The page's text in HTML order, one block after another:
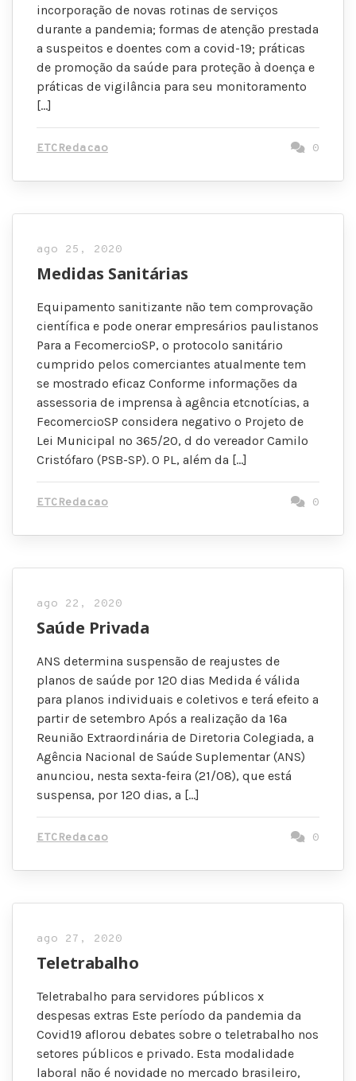
incorporação de novas rotinas de serviços
durante a pandemia; formas de atenção prestada
a suspeitos e doentes com a covid-19; práticas
de promoção da saúde para proteção à doença e
práticas de vigilância para seu monitoramento
[…]
ETCRedacao 0
ago 25, 2020
Medidas Sanitárias
Equipamento sanitizante não tem comprovação
científica e pode onerar empresários paulistanos
Para a FecomercioSP, o protocolo sanitário
cumprido pelos comerciantes atualmente tem
se mostrado eficaz Conforme informações da
assessoria de imprensa à agência etcnotícias, a
FecomercioSP considera negativo o Projeto de
Lei Municipal nº 365/20, d do vereador Camilo
Cristófaro (PSB-SP). O PL, além da […]
ETCRedacao 0
ago 22, 2020
Saúde Privada
ANS determina suspensão de reajustes de
planos de saúde por 120 dias Medida é válida
para planos individuais e coletivos e terá efeito a
partir de setembro Após a realização da 16ª
Reunião Extraordinária de Diretoria Colegiada, a
Agência Nacional de Saúde Suplementar (ANS)
anunciou, nesta sexta-feira (21/08), que está
suspensa, por 120 dias, a […]
ETCRedacao 0
ago 27, 2020
Teletrabalho
Teletrabalho para servidores públicos x
despesas extras Este período da pandemia da
Covid19 aflorou debates sobre o teletrabalho nos
setores públicos e privado. Esta modalidade
laboral não é novidade no mercado brasileiro,